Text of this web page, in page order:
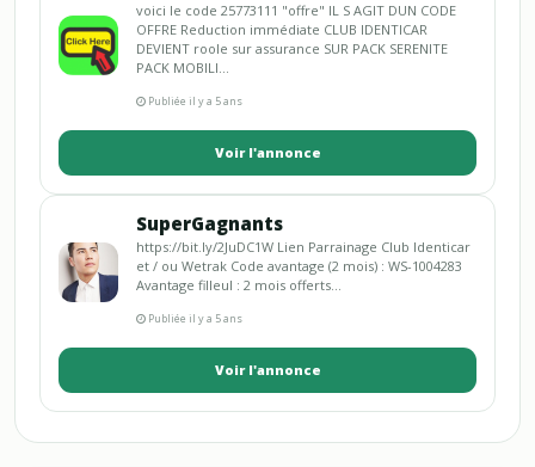
voici le code 25773111 "offre" IL S AGIT DUN CODE
OFFRE Reduction immédiate CLUB IDENTICAR
DEVIENT roole sur assurance SUR PACK SERENITE
PACK MOBILI...
Publiée il y a 5 ans
Voir l'annonce
SuperGagnants
https://bit.ly/2JuDC1W Lien Parrainage Club Identicar
et / ou Wetrak Code avantage (2 mois) : WS-1004283
Avantage filleul : 2 mois offerts...
Publiée il y a 5 ans
Voir l'annonce